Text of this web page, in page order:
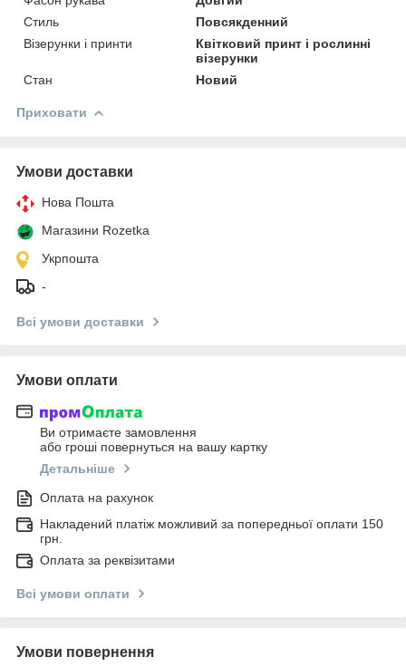
Стиль
Повсякденний
Візерунки і принти
Квітковий принт і рослинні
візерунки
Стан
Новий
Приховати
Умови доставки
Нова Пошта
Магазини Rozetka
Укрпошта
-
Всі умови доставки
Умови оплати
Ви отримаєте замовлення
або гроші повернуться на вашу картку
Детальніше
Оплата на рахунок
Накладений платіж можливий за попередньої оплати 150
грн.
Оплата за реквізитами
Всі умови оплати
Умови повернення